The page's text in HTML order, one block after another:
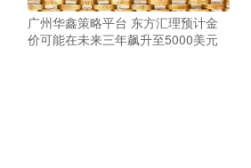
广州华鑫策略平台 东方汇理预计金
价可能在未来三年飙升至5000美元